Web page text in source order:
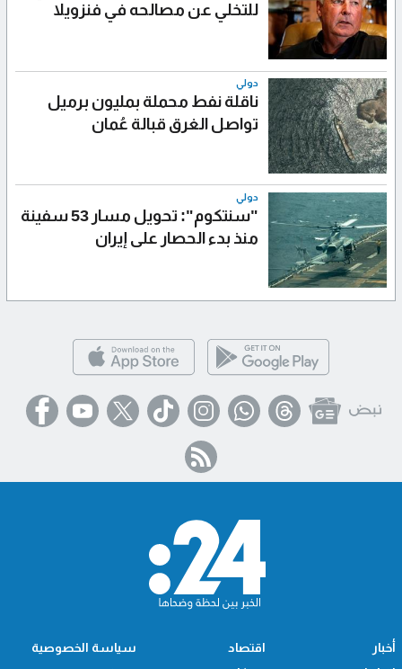
للتخلي عن مصالحه في فنزويلا
دولي
ناقلة نفط محملة بمليون برميل
تواصل الغرق قبالة عُمان
دولي
"سنتكوم": تحويل مسار 53 سفينة
منذ بدء الحصار على إيران
أخبار
اقتصاد
سياسة الخصوصية